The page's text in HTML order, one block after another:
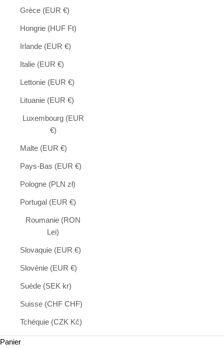
Grèce (EUR €)
Hongrie (HUF Ft)
Irlande (EUR €)
Italie (EUR €)
Lettonie (EUR €)
Lituanie (EUR €)
Luxembourg (EUR
€)
Malte (EUR €)
Pays-Bas (EUR €)
Pologne (PLN zł)
Portugal (EUR €)
Roumanie (RON
Lei)
Slovaquie (EUR €)
Slovénie (EUR €)
Suède (SEK kr)
Suisse (CHF CHF)
Tchéquie (CZK Kč)
Panier